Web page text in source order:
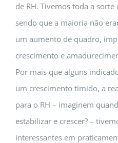
de RH. Tivemos toda a
sendo que a maioria não
um aumento de quadro,
crescimento e
Por mais que alguns
um crescimento tímido, a
para o RH – imaginem
estabilizar e crescer? –
interessantes em